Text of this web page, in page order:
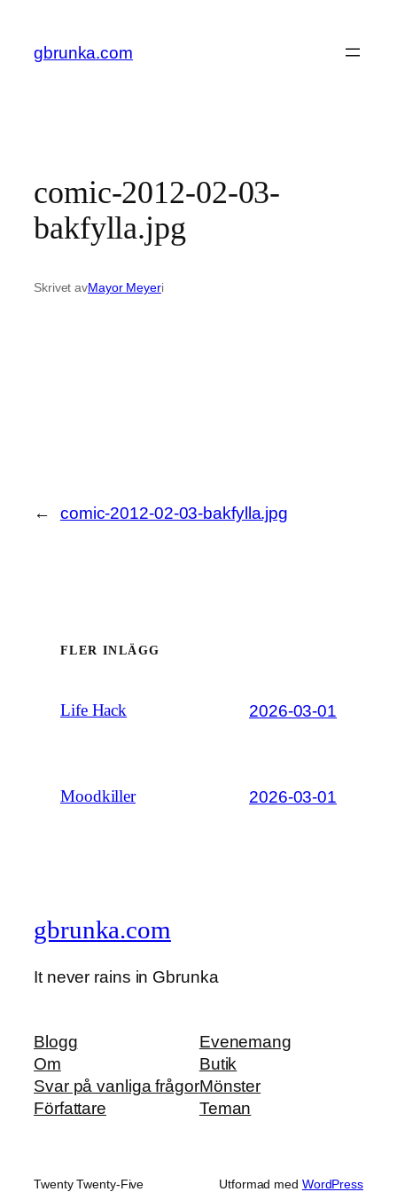
innehåll
gbrunka.com
comic-2012-02-03-
bakfylla.jpg
Skrivet avMayor Meyeri
← comic-2012-02-03-bakfylla.jpg
FLER INLÄGG
Life Hack 2026-03-01
Moodkiller 2026-03-01
gbrunka.com
It never rains in Gbrunka
Blogg
Om
Svar på vanliga frågor
Författare
Evenemang
Butik
Mönster
Teman
Twenty Twenty-Five Utformad med WordPress